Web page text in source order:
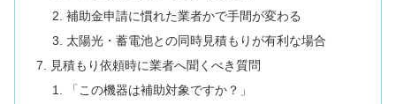
補助金申請に慣れた業者かで手間が変わる
太陽光・蓄電池との同時見積もりが有利な場合
見積もり依頼時に業者へ聞くべき質問
「この機器は補助対象ですか？」